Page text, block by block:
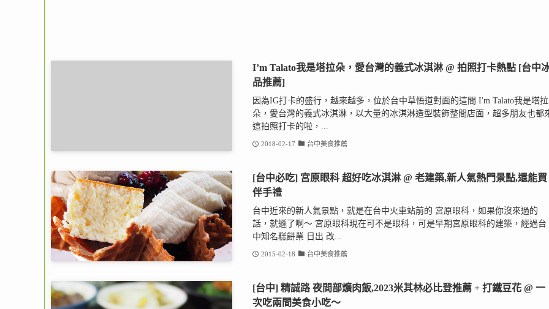
I’m Talato我是塔拉朵，愛台灣的義式冰淇淋 @ 拍照打卡熱點 [台中
品推薦]
因為IG打卡的盛行，越來越多，位於台中草悟道對面的這間 I'm Talato我是塔拉
朵，愛台灣的義式冰淇淋，以大量的冰淇淋造型裝飾整間店面，超多朋友也都
這拍照打卡的啦，...
2018-02-17 台中美食推薦
[台中必吃] 宮原眼科 超好吃冰淇淋 @ 老建築,新人氣熱門景點,還能買
伴手禮
台中近來的新人氣景點，就是在台中火車站前的 宮原眼科，如果你沒來過的
話，就遜了啊～ 宮原眼科現在可不是眼科，可是早期宮原眼科的建築，經過台
中知名糕餅業 日出 改...
2015-02-18 台中美食推薦
[台中] 精誠路 夜間部爌肉飯,2023米其林必比登推薦 + 打鐵豆花 @ 一
次吃兩間美食小吃～